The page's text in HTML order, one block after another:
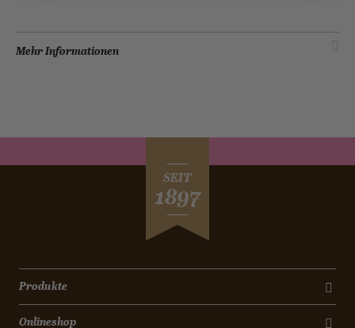
Mehr Informationen
SEIT
1897
Produkte
Onlineshop